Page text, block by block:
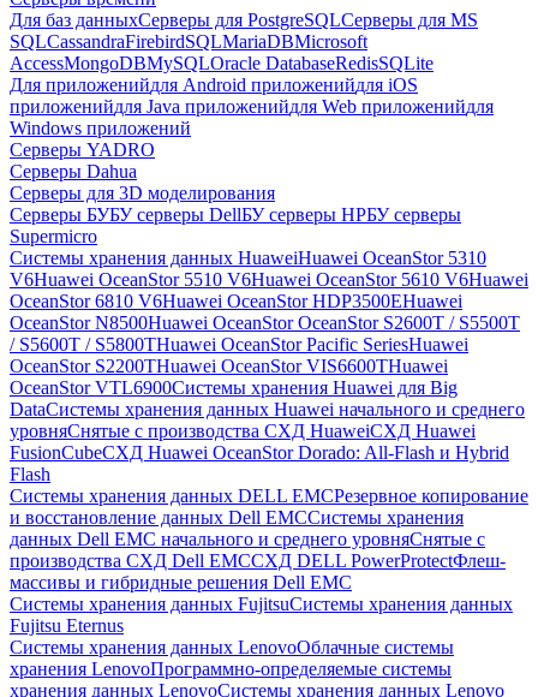
Для баз данныхСерверы для PostgreSQLСерверы для MS
SQLCassandraFirebirdSQLMariaDBMicrosoft
AccessMongoDBMySQLOracle DatabaseRedisSQLite
Для приложенийдля Android приложенийдля iOS
приложенийдля Java приложенийдля Web приложенийдля
Windows приложений
Серверы YADRO
Серверы Dahua
Серверы для 3D моделирования
Серверы БУБУ серверы DellБУ серверы HPБУ серверы
Supermicro
Системы хранения данных HuaweiHuawei OceanStor 5310
V6Huawei OceanStor 5510 V6Huawei OceanStor 5610 V6Huawei
OceanStor 6810 V6Huawei OceanStor HDP3500EHuawei
OceanStor N8500Huawei OceanStor OceanStor S2600T / S5500T
/ S5600T / S5800THuawei OceanStor Pacific SeriesHuawei
OceanStor S2200THuawei OceanStor VIS6600THuawei
OceanStor VTL6900Системы хранения Huawei для Big
DataСистемы хранения данных Huawei начального и среднего
уровняСнятые с производства СХД HuaweiСХД Huawei
FusionCubeСХД Huawei OceanStor Dorado: All-Flash и Hybrid
Flash
Системы хранения данных DELL EMCРезервное копирование
и восстановление данных Dell EMCСистемы хранения
данных Dell EMC начального и среднего уровняСнятые с
производства СХД Dell EMCСХД DELL PowerProtectФлеш-
массивы и гибридные решения Dell EMC
Системы хранения данных FujitsuСистемы хранения данных
Fujitsu Eternus
Системы хранения данных LenovoОблачные системы
хранения LenovoПрограммно-определяемые системы
хранения данных LenovoСистемы хранения данных Lenovo